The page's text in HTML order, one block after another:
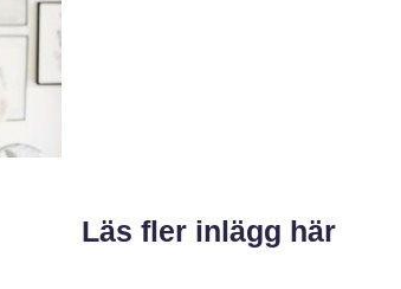
Läs fler inlägg här